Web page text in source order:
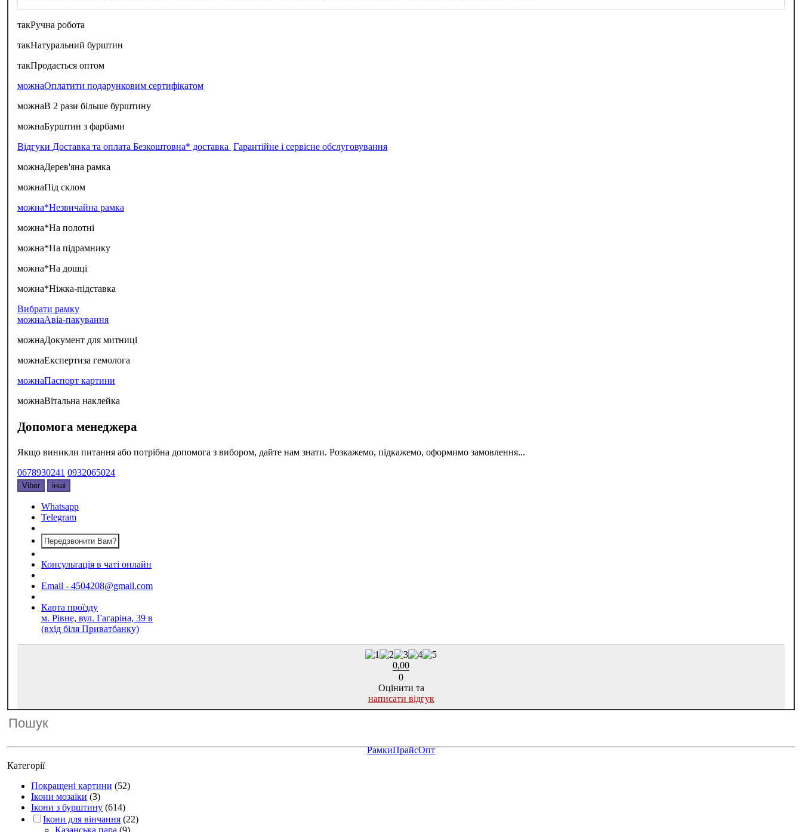
такРучна робота
такНатуральний бурштин
такПродається оптом
можнаОплатити подарунковим сертифікатом
можнаВ 2 рази більше бурштину
можнаБурштин з фарбами
Відгуки Доставка та оплата Безкоштовна* доставка Гарантійне і сервісне обслуговування
можнаДерев'яна рамка
можнаПід склом
можна*Незвичайна рамка
можна*На полотні
можна*На підрамнику
можна*На дошці
можна*Ніжка-підставка
Вибрати рамку
можнаАвіа-пакування
можнаДокумент для митниці
можнаЕкспертиза гемолога
можнаПаспорт картини
можнаВітальна наклейка
Допомога менеджера
Якщо виникли питання або потрібна допомога з вибором, дайте нам знати. Розкажемо, підкажемо, оформимо замовлення...
0678930241 0932065024
Viber інші
Whatsapp
Telegram
Передзвонити Вам?
Консультація в чаті онлайн
Email - 4504208@gmail.com
Карта проїзду
м. Рівне, вул. Гагаріна, 39 в
(вхід біля Приватбанку)
0,00
0
Оцінити та
написати відгук
РамкиПрайсОпт
Категорії
Покращені картини (52)
Ікони мозаїки (3)
Ікони з бурштину (614)
Ікони для вінчання (22)